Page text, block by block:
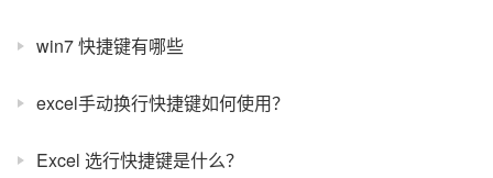
win7 快捷键有哪些
excel手动换行快捷键如何使用？
Excel 选行快捷键是什么？